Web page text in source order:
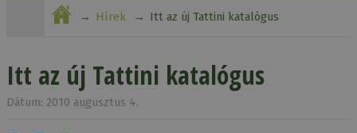
Hírek Itt az új Tattini katalógus
Itt az új Tattini katalógus
Dátum: 2010 augusztus 4.